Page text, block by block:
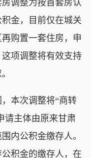
调整为按首套房认
金，目前仅在城关
购置一套住房，申
项调整将有效支持
本次调整将“商转
请主体由原来甘肃
内公积金缴存人。
积金的缴存人，在